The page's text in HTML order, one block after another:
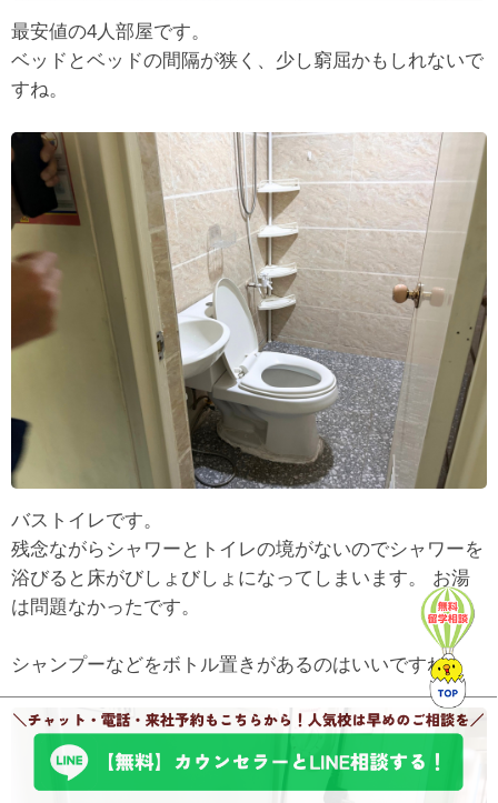
最安値の4人部屋です。
ベッドとベッドの間隔が狭く、少し窮屈かもしれないで
すね。
バストイレです。
残念ながらシャワーとトイレの境がないのでシャワーを
浴びると床がびしょびしょになってしまいます。 お湯
は問題なかったです。
シャンプーなどをボトル置きがあるのはいいですね。